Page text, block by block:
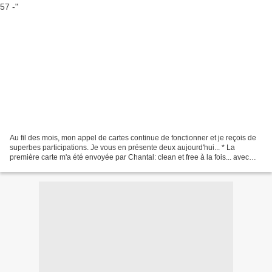
Au fil des mois, mon appel de cartes continue de fonctionner et je reçois de
superbes participations. Je vous en présente deux aujourd'hui... * La
première carte m'a été envoyée par Chantal: clean et free à la fois... avec